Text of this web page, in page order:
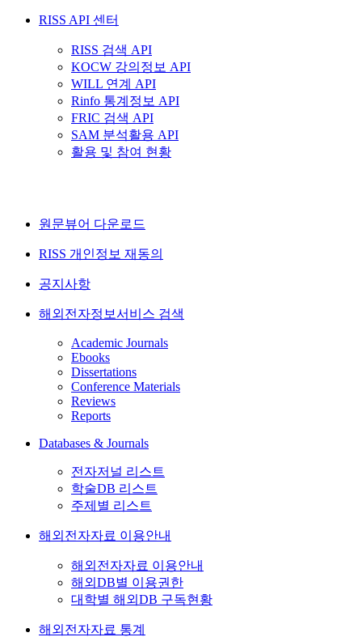
RISS API 센터
RISS 검색 API
KOCW 강의정보 API
WILL 연계 API
Rinfo 통계정보 API
FRIC 검색 API
SAM 분석활용 API
활용 및 참여 현황
원문뷰어 다운로드
RISS 개인정보 재동의
공지사항
해외전자정보서비스 검색
Academic Journals
Ebooks
Dissertations
Conference Materials
Reviews
Reports
Databases & Journals
전자저널 리스트
학술DB 리스트
주제별 리스트
해외전자자료 이용안내
해외전자자료 이용안내
해외DB별 이용권한
대학별 해외DB 구독현황
해외전자자료 통계